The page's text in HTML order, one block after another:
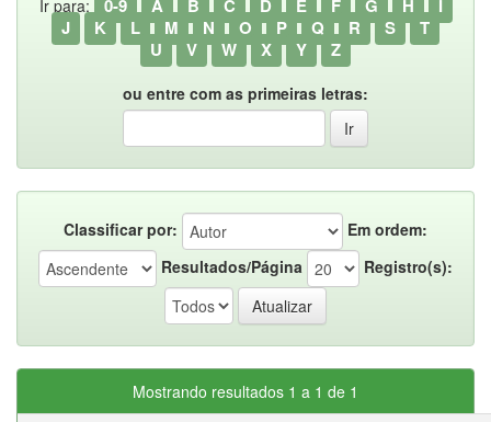
Ir para: 0-9 A B C D E F G H
I
J
K L M N O P Q R S
T
U
V W X Y Z
ou entre com as primeiras letras:
Classificar por:
Em ordem:
Resultados/Página
Registro(s):
Mostrando resultados 1 a 1 de 1